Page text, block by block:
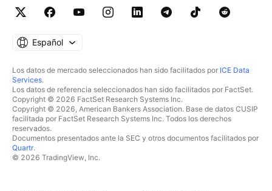
Español
Los datos de mercado seleccionados han sido facilitados por ICE Data
Services.
Los datos de referencia seleccionados han sido facilitados por FactSet.
Copyright © 2026 FactSet Research Systems Inc.
Copyright © 2026, American Bankers Association. Base de datos CUSIP
facilitada por FactSet Research Systems Inc. Todos los derechos
reservados.
Documentos presentados ante la SEC y otros documentos facilitados por
Quartr.
© 2026 TradingView, Inc.